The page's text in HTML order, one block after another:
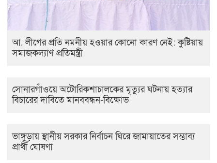
আ. লীগের প্রতি নমনীয় হওয়ার কোনো কারণ নেই: কুষ্টিয়ায়
সমাজকল্যাণ প্রতিমন্ত্রী
সোনারগাঁওয়ে অটোরিকশাচালকের মৃত্যুর ঘটনায় হত্যার
বিচারের দাবিতে মানববন্ধন-বিক্ষোভ
ভাঙ্গুড়ায় স্থানীয় সরকার নির্বাচন ঘিরে জামায়াতের সম্ভাব্য
প্রার্থী ঘোষণা